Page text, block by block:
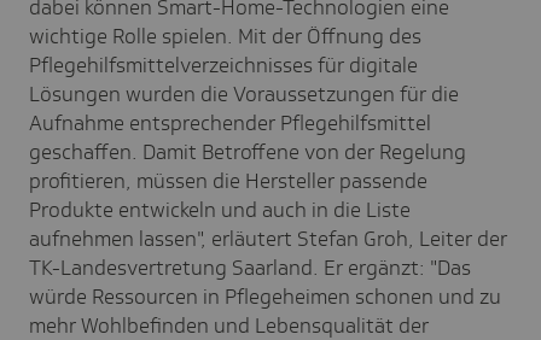
dabei können Smart-Home-Technologien eine
wichtige Rolle spielen. Mit der Öffnung des
Pflegehilfsmittelverzeichnisses für digitale
Lösungen wurden die Voraussetzungen für die
Aufnahme entsprechender Pflegehilfsmittel
geschaffen. Damit Betroffene von der Regelung
profitieren, müssen die Hersteller passende
Produkte entwickeln und auch in die Liste
aufnehmen lassen", erläutert Stefan Groh, Leiter der
TK-Landesvertretung Saarland. Er ergänzt: "Das
würde Ressourcen in Pflegeheimen schonen und zu
mehr Wohlbefinden und Lebensqualität der